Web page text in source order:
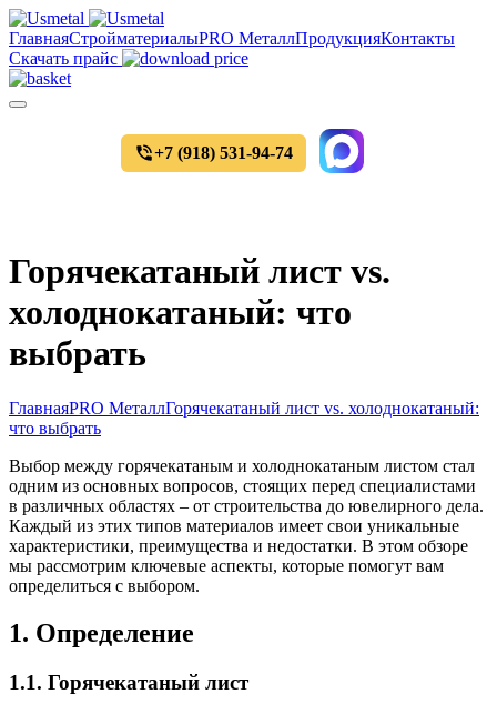
ГлавнаяСтройматериалыPRO МеталлПродукцияКонтакты
Скачать прайс
+7 (918) 531-94-74
Горячекатаный лист vs.
холоднокатаный: что
выбрать
ГлавнаяPRO МеталлГорячекатаный лист vs. холоднокатаный:
что выбрать
Выбор между горячекатаным и холоднокатаным листом стал
одним из основных вопросов, стоящих перед специалистами
в различных областях – от строительства до ювелирного дела.
Каждый из этих типов материалов имеет свои уникальные
характеристики, преимущества и недостатки. В этом обзоре
мы рассмотрим ключевые аспекты, которые помогут вам
определиться с выбором.
1. Определение
1.1. Горячекатаный лист